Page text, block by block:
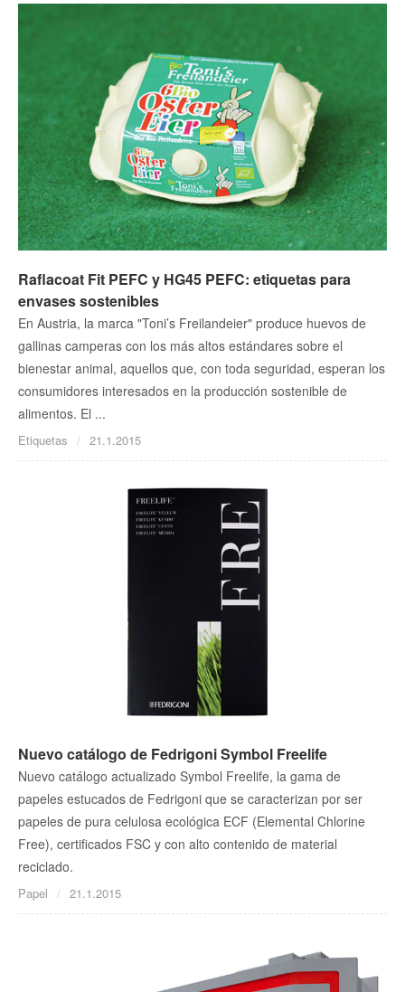
Raflacoat Fit PEFC y HG45 PEFC: etiquetas para
envases sostenibles
En Austria, la marca "Toni’s Freilandeier" produce huevos de
gallinas camperas con los más altos estándares sobre el
bienestar animal, aquellos que, con toda seguridad, esperan los
consumidores interesados en la producción sostenible de
alimentos. El ...
Etiquetas 21.1.2015
Nuevo catálogo de Fedrigoni Symbol Freelife
Nuevo catálogo actualizado Symbol Freelife, la gama de
papeles estucados de Fedrigoni que se caracterizan por ser
papeles de pura celulosa ecológica ECF (Elemental Chlorine
Free), certificados FSC y con alto contenido de material
reciclado.
Papel 21.1.2015